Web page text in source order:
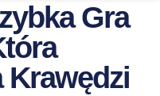
Gra
Krawędzi